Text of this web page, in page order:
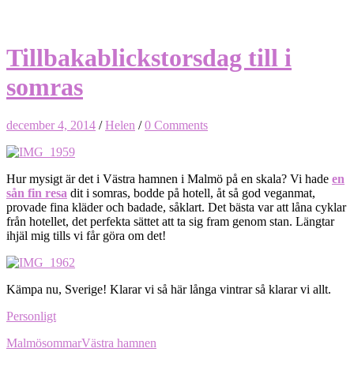
Tillbakablickstorsdag till i
somras
december 4, 2014 /Helen /0 Comments
Hur mysigt är det i Västra hamnen i Malmö på en skala? Vi hade en
sån fin resa dit i somras, bodde på hotell, åt så god veganmat,
provade fina kläder och badade, såklart. Det bästa var att låna cyklar
från hotellet, det perfekta sättet att ta sig fram genom stan. Längtar
ihjäl mig tills vi får göra om det!
Kämpa nu, Sverige! Klarar vi så här långa vintrar så klarar vi allt.
Personligt
MalmösommarVästra hamnen